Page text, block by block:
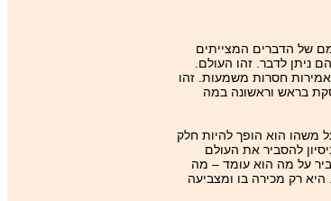
של הדברים המצייתים
ניתן לדבר. זהו העולם.
חסרות משמעות. זהו
בראש וראשונה במה
משהו הוא הופך להיות חלק
להסביר את העולם
על מה הוא עומד – מה
רק מכירה בו ומצביעה